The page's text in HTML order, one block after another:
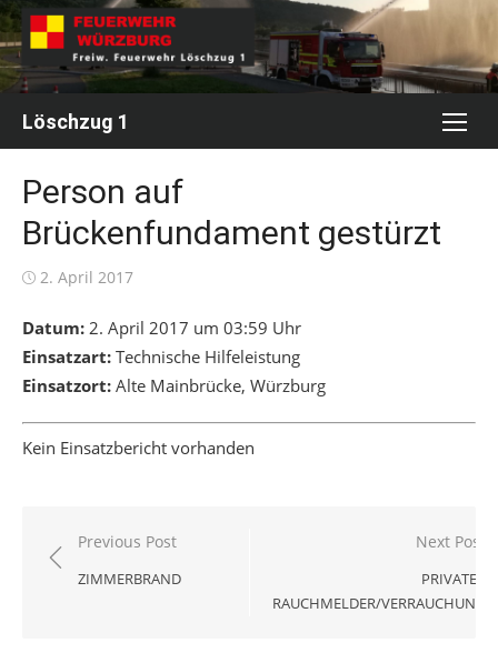
Skip
to
content
Löschzug 1
Person auf
Brückenfundament gestürzt
Posted
2. April 2017
Datum: 2. April 2017 um 03:59 Uhr
Einsatzart: Technische Hilfeleistung
Einsatzort: Alte Mainbrücke, Würzburg
Kein Einsatzbericht vorhanden
Beitragsnavigation
Previous Post
ZIMMERBRAND
Next Post
PRIVATER
RAUCHMELDER/VERRAUCHUNG